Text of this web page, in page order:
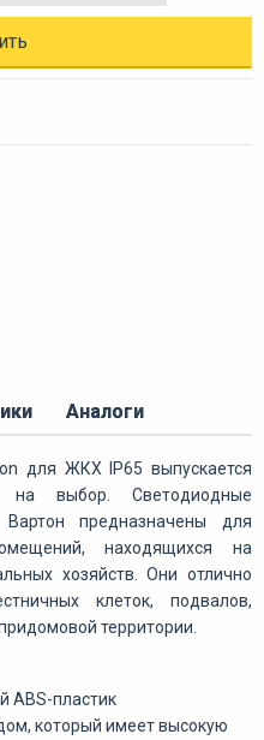
Аналоги
для ЖКХ IP65 выпускается
выбор. Светодиодные
Вартон предназначены для
находящихся на
хозяйств. Они отлично
клеток, подвалов,
территории.
ABS-пластик
который имеет высокую